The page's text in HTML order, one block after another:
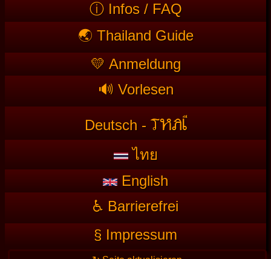
ⓘ Infos / FAQ
🌏 Thailand Guide
💛 Anmeldung
🔊 Vorlesen
Deutsch - THAI
ไทย
English
♿ Barrierefrei
§ Impressum